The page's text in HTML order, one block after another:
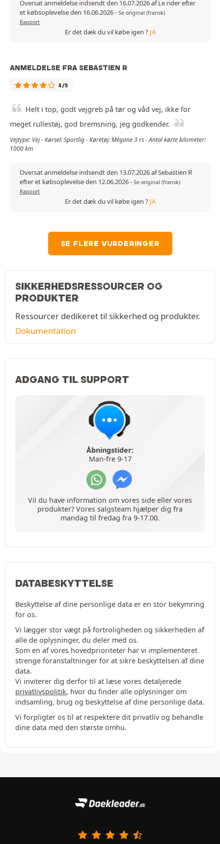
Oversat anmeldelse indsendt den 16.07.2026 af Le rider efter
et købsoplevelse den 16.06.2026- Se original (fransk)
Rapport
Er det dæk du vil købe igen ? JA
ANMELDELSE FRA SEBASTIEN R
4/5
Helt i top, godt vejgreb på tør og våd vej, ikke for
meget rullestøj, god bremsning, jeg godkender.
Vejtype: Vej - Kørsel: Sportlig - Køretøj: Mégane 3 rs - Antal kørte kilometer:
1000 km
Oversat anmeldelse indsendt den 13.07.2026 af Sebastien R
efter et købsoplevelse den 12.06.2026- Se original (fransk)
Rapport
Er det dæk du vil købe igen ? JA
SE FLERE VURDERINGER
SIKKERHEDSRESSOURCER OG
PRODUKTER
Ressourcer dedikeret til sikkerhed og produkter.
Dokumentation
ADGANG TIL SUPPORT
Åbningstider:
Man-fre 9-17
Vil du have information om vores side eller vores
produkter? Vores salgsteam hjælper dig fra
mandag til fredag fra 9-17.00.
DATABESKYTTELSE
Beskyttelse af dine personlige data er en stor bekymring
for os.
Vi lægger stor vægt på fortroligheden og sikkerheden af
alle de oplysninger, du deler med os.
Som en af vores hovedprioriteter har vi implementeret
strenge foranstaltninger for at sikre beskyttelsen af dine
data.
Vi inviterer dig derfor til at læse vores detaljerede
privatlivspolitik, hvor du finder alle oplysninger om
indsamling, brug og beskyttelse af dine personlige data.
Vi forpligter os til at respektere dit privatliv og behandle
dine data med den største omhu.